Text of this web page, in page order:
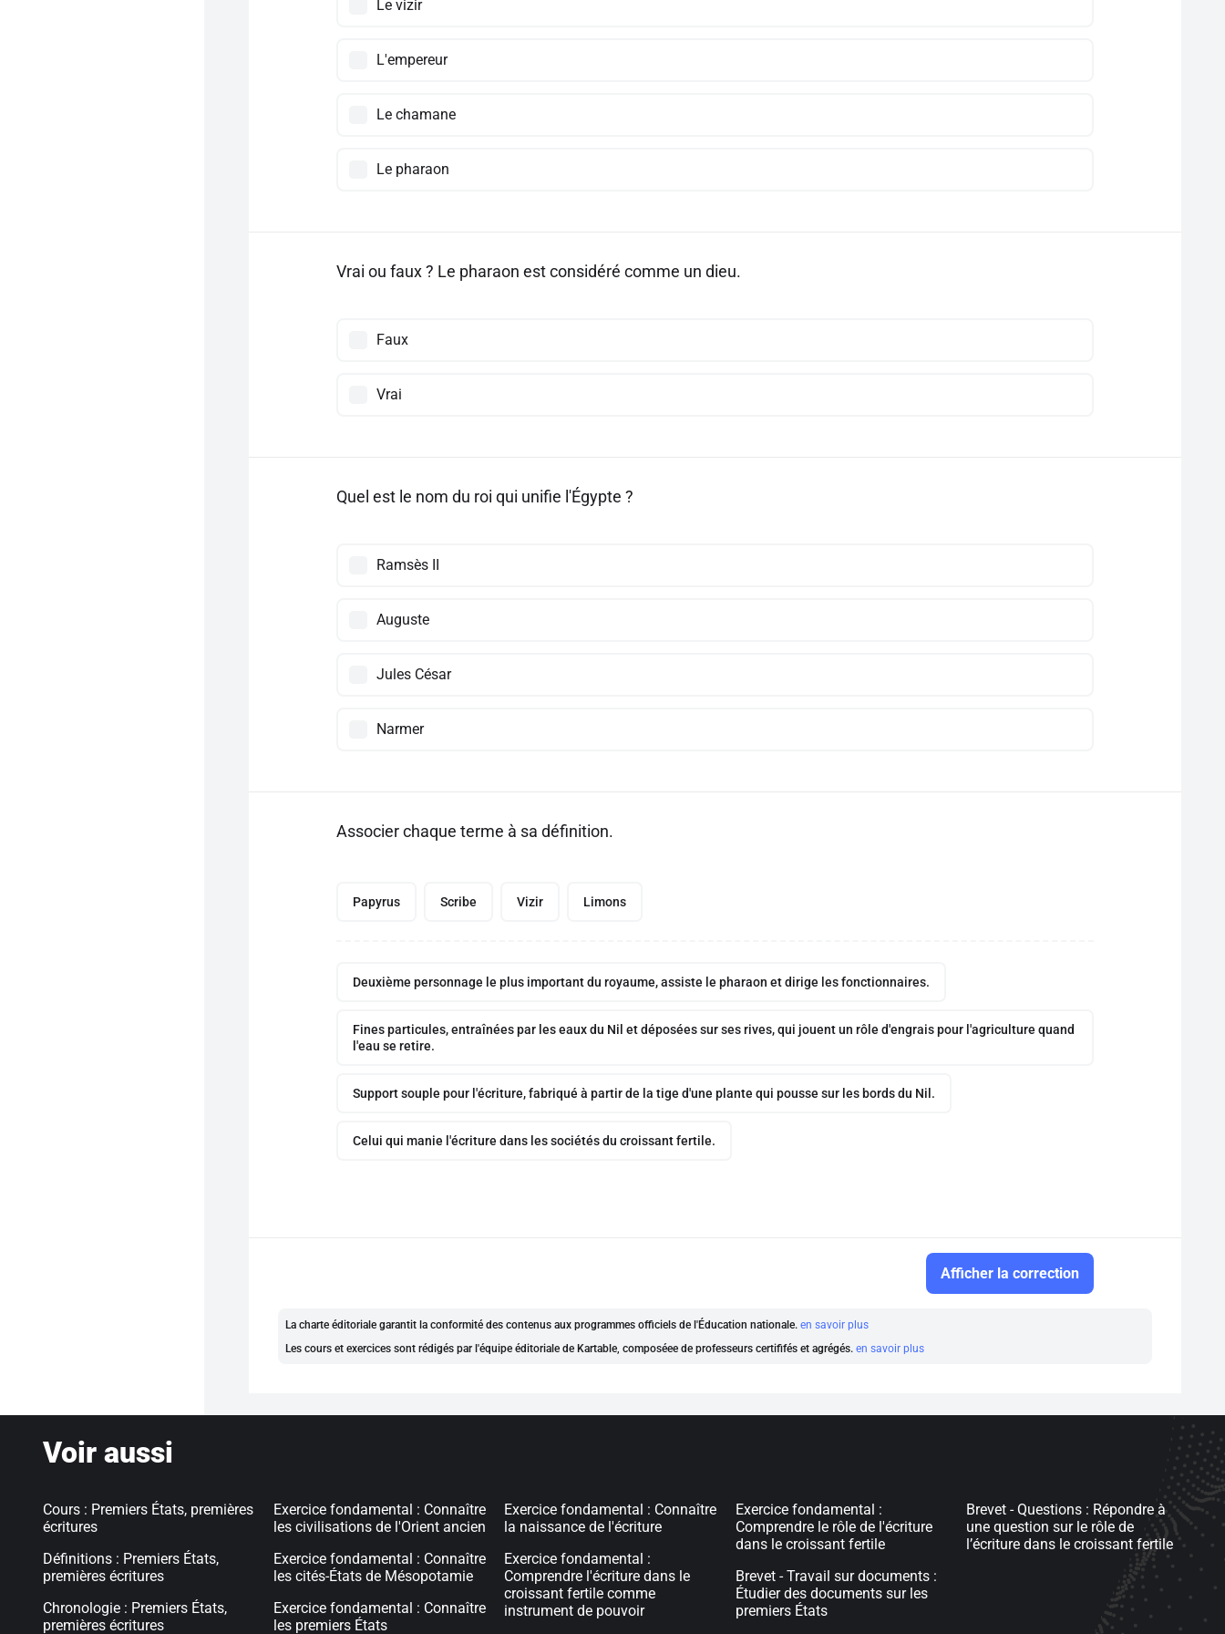
Le vizir
L'empereur
Le chamane
Le pharaon
Vrai ou faux ? Le pharaon est considéré comme un dieu.
Faux
Vrai
Quel est le nom du roi qui unifie l'Égypte ?
Ramsès II
Auguste
Jules César
Narmer
Associer chaque terme à sa définition.
Papyrus Scribe Vizir Limons
Deuxième personnage le plus important du royaume, assiste le pharaon et dirige les fonctionnaires.
Fines particules, entraînées par les eaux du Nil et déposées sur ses rives, qui jouent un rôle d'engrais pour l'agriculture quand
l'eau se retire.
Support souple pour l'écriture, fabriqué à partir de la tige d'une plante qui pousse sur les bords du Nil.
Celui qui manie l'écriture dans les sociétés du croissant fertile.
Afficher la correction
La charte éditoriale garantit la conformité des contenus aux programmes officiels de l'Éducation nationale. en savoir plus
Les cours et exercices sont rédigés par l'équipe éditoriale de Kartable, composéee de professeurs certififés et agrégés. en savoir plus
Voir aussi
Cours : Premiers États, premières
écritures
Définitions : Premiers États,
premières écritures
Chronologie : Premiers États,
premières écritures
Exercice fondamental : Connaître
les civilisations de l'Orient ancien
Exercice fondamental : Connaître
les cités-États de Mésopotamie
Exercice fondamental : Connaître
les premiers États
Exercice fondamental : Connaître
la naissance de l'écriture
Exercice fondamental :
Comprendre l'écriture dans le
croissant fertile comme
instrument de pouvoir
Exercice fondamental :
Comprendre le rôle de l'écriture
dans le croissant fertile
Brevet - Travail sur documents :
Étudier des documents sur les
premiers États
Brevet - Questions : Répondre à
une question sur le rôle de
l’écriture dans le croissant fertile